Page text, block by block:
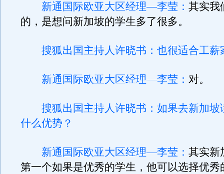
新通国际欧亚大区经理—李莹： 其实我
的，是想问新加坡的学生多了很多。
搜狐出国主持人许晓书：也很适合工薪
新通国际欧亚大区经理—李莹： 对。
搜狐出国主持人许晓书：如果去新加坡
什么优势？
新通国际欧亚大区经理—李莹： 其实新
第一个如果是优秀的学生，他可以选择优秀